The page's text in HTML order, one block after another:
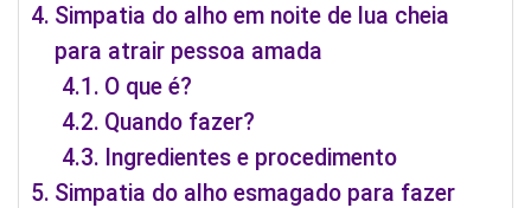
Simpatia do alho em noite de lua cheia
para atrair pessoa amada
O que é?
Quando fazer?
Ingredientes e procedimento
Simpatia do alho esmagado para fazer